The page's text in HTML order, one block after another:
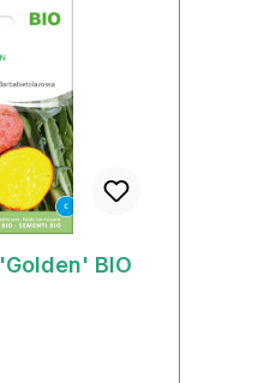
BIO